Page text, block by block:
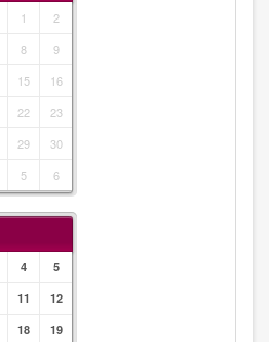
1
2
8
9
15
16
22
23
29
30
5 6
4
5
11
12
18
19